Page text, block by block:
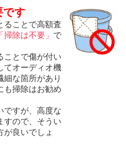
です
ることで高額査
「掃除は不要」 で
ことで傷が付い
てオーディオ機
細な箇所があり
も掃除はお勧め
ですが、高度な
すので、そうい
が良いでしょ